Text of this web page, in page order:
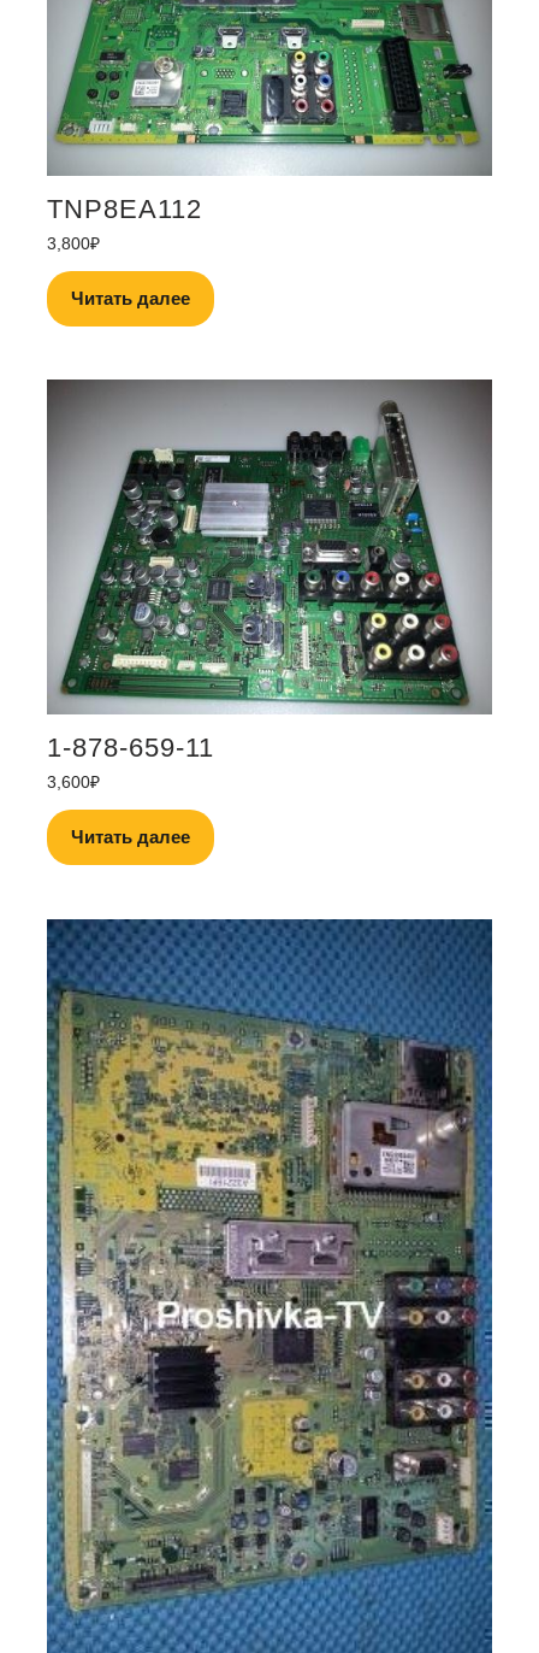
TNP8EA112
3,800₽
Читать далее
1-878-659-11
3,600₽
Читать далее